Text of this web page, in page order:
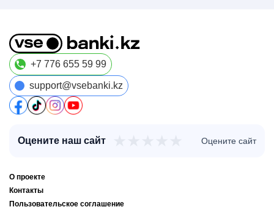
+7 776 655 59 99
support@vsebanki.kz
Оцените наш сайт Оцените сайт
О проекте
Контакты
Пользовательское соглашение